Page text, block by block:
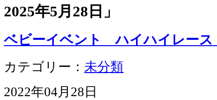
2025年5月28日 」
ベビーイベント ハイハイレー
カテゴリー： 未分類
2022年04月28日